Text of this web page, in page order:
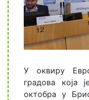
У оквиру
градова која
октобра у